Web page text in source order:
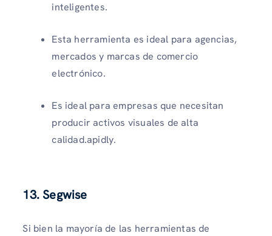
inteligentes.
Esta herramienta es ideal para agencias,
mercados y marcas de comercio
electrónico.
Es ideal para empresas que necesitan
producir activos visuales de alta
calidad.apidly.
13.Segwise
Si bien la mayoría de las herramientas de